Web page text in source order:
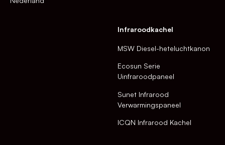
Infraroodkachel
MSW Diesel-heteluchtkanon
Ecosun Serie
Uinfraroodpaneel
Sunet Infrarood
Verwarmingspaneel
ICQN Infrarood Kachel